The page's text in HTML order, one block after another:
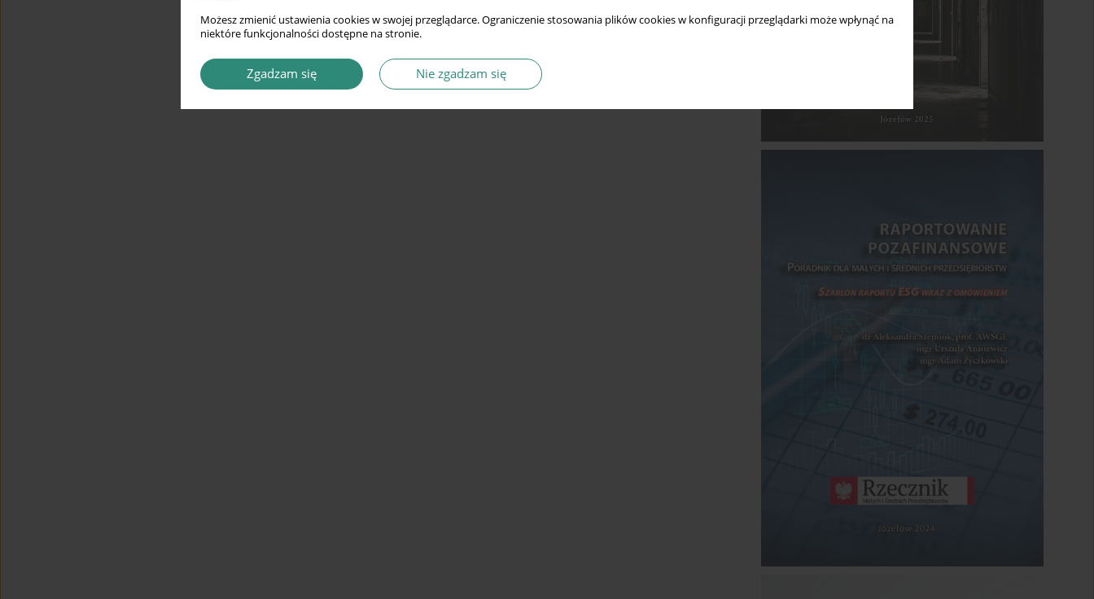
Możesz zmienić ustawienia cookies w swojej przeglądarce. Ograniczenie stosowania plików cookies w konfiguracji przeglądarki może wpłynąć na
niektóre funkcjonalności dostępne na stronie.
Zgadzam się Nie zgadzam się